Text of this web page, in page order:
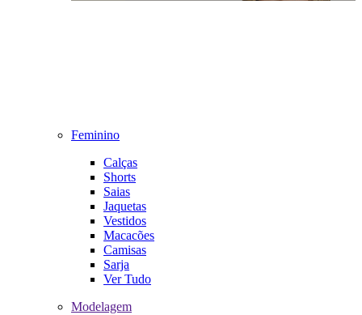
Feminino
Calças
Shorts
Saias
Jaquetas
Vestidos
Macacões
Camisas
Sarja
Ver Tudo
Modelagem